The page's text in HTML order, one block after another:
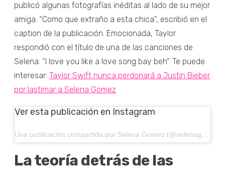
publicó algunas fotografías inéditas al lado de su mejor
amiga. “Como que extraño a esta chica”, escribió en el
caption de la publicación. Emocionada, Taylor
respondió con el título de una de las canciones de
Selena. “I love you like a love song bay beh”. Te puede
interesar: Taylor Swift nunca perdonará a Justin Bieber
por lastimar a Selena Gomez
Ver esta publicación en Instagram
Una publicación compartida por Selena Gomez (@selenagomez)
La teoría detrás de las